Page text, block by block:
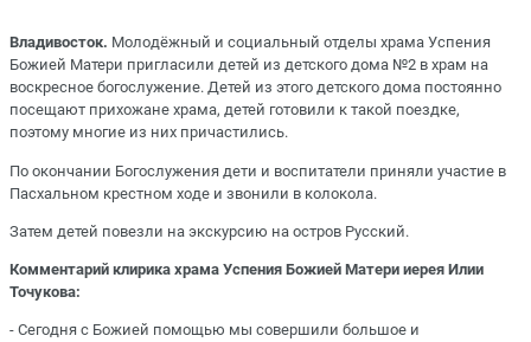
Владивосток. Молодёжный и социальный отделы храма Успения
Божией Матери пригласили детей из детского дома №2 в храм на
воскресное богослужение. Детей из этого детского дома постоянно
посещают прихожане храма, детей готовили к такой поездке,
поэтому многие из них причастились.
По окончании Богослужения дети и воспитатели приняли участие в
Пасхальном крестном ходе и звонили в колокола.
Затем детей повезли на экскурсию на остров Русский.
Комментарий клирика храма Успения Божией Матери иерея Илии
Точукова:
- Сегодня с Божией помощью мы совершили большое и